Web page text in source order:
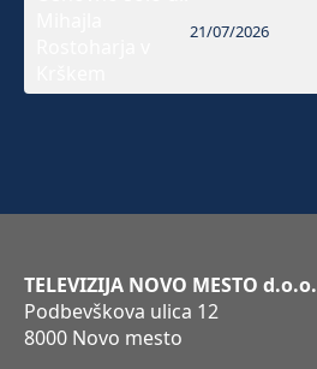
21/07/2026
TELEVIZIJA NOVO MESTO d.o.o.
Podbevškova ulica 12
8000 Novo mesto